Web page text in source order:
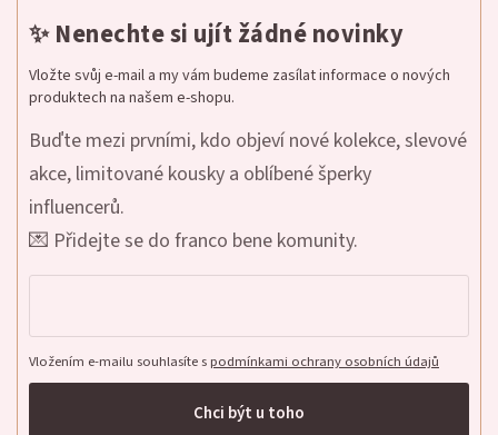
✨ Nenechte si ujít žádné novinky
Vložte svůj e-mail a my vám budeme zasílat informace o nových
produktech na našem e-shopu.
Buďte mezi prvními, kdo objeví nové kolekce, slevové
akce, limitované kousky a oblíbené šperky
influencerů.
💌 Přidejte se do franco bene komunity.
Vložením e-mailu souhlasíte s podmínkami ochrany osobních údajů
Chci být u toho